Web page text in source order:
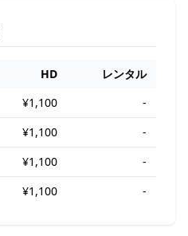
HD
レンタル
¥1,100
-
¥1,100
-
¥1,100
-
¥1,100 -